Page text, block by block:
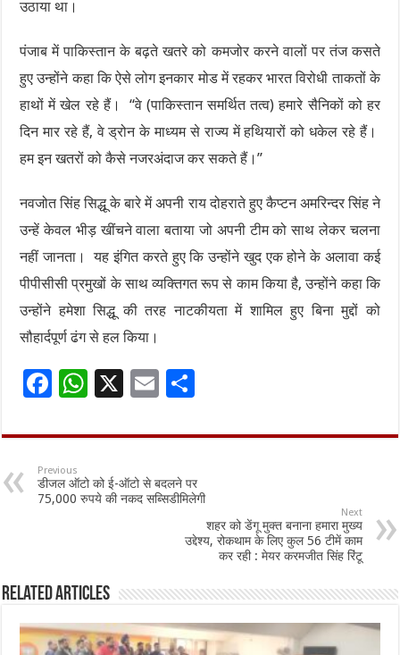
उठाया था।
पंजाब में पाकिस्तान के बढ़ते खतरे को कमजोर करने वालों पर तंज कसते
हुए उन्होंने कहा कि ऐसे लोग इनकार मोड में रहकर भारत विरोधी ताकतों के
हाथों में खेल रहे हैं। “वे (पाकिस्तान समर्थित तत्व) हमारे सैनिकों को हर
दिन मार रहे हैं, वे ड्रोन के माध्यम से राज्य में हथियारों को धकेल रहे हैं।
हम इन खतरों को कैसे नजरअंदाज कर सकते हैं।”
नवजोत सिंह सिद्धू के बारे में अपनी राय दोहराते हुए कैप्टन अमरिन्दर सिंह ने
उन्हें केवल भीड़ खींचने वाला बताया जो अपनी टीम को साथ लेकर चलना
नहीं जानता। यह इंगित करते हुए कि उन्होंने खुद एक होने के अलावा कई
पीपीसीसी प्रमुखों के साथ व्यक्तिगत रूप से काम किया है, उन्होंने कहा कि
उन्होंने हमेशा सिद्धू की तरह नाटकीयता में शामिल हुए बिना मुद्दों को
सौहार्दपूर्ण ढंग से हल किया।
F
e
b
o
W
at
sA
p
X
E
ai ar
Previous
डीजल ऑटो को ई-ऑटो से बदलने पर
75,000 रुपये की नकद सब्सिडीमिलेगी
Next
शहर को डेंगू मुक्त बनाना हमारा मुख्य
उद्देश्य, रोकथाम के लिए कुल 56 टीमें काम
कर रही : मेयर करमजीत सिंह रिंटू
Related Articles